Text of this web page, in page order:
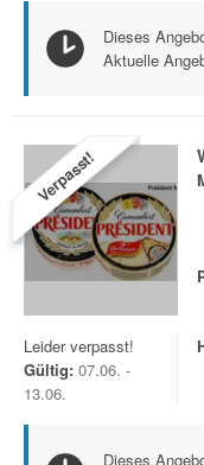
Dieses
Aktuelle
Verpasst!
Leider verpasst!
Gültig: 07.06. -
13.06.
Dieses